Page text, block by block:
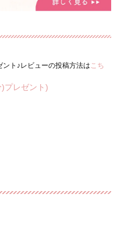
ト♪レビューの投稿方法は こち
プレゼント)